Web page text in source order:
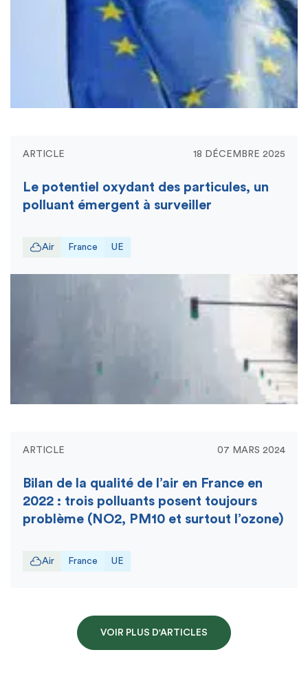
ARTICLE 18 DÉCEMBRE 2025
Le potentiel oxydant des particules, un
polluant émergent à surveiller
Air France UE
ARTICLE 07 MARS 2024
Bilan de la qualité de l’air en France en
2022 : trois polluants posent toujours
problème (NO2, PM10 et surtout l’ozone)
Air France UE
VOIR PLUS D'ARTICLES